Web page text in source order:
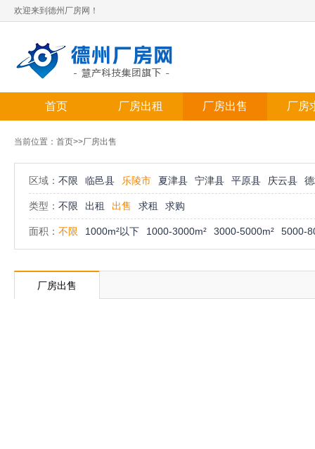
欢迎来到德州厂房网！
首页 厂房出租 厂房出售 厂房
当前位置： 首页>>厂房出售
区域： 不限 临邑县 乐陵市 夏津县 宁津县 平原县 庆云县
类型： 不限 出租 出售 求租 求购
面积： 不限 1000m²以下 1000-3000m² 3000-5000m² 5000-
厂房出售